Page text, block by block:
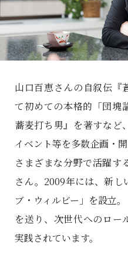
山口百恵さんの自叙伝『
て初めての本格的「団塊
蕎麦打ち男』を著すなど
イベント等を多数企画・開
さまざまな分野で活躍す
さん。2009年には、新し
ブ・ウィルビー」を設立
を送り、次世代へのロー
実践されています。